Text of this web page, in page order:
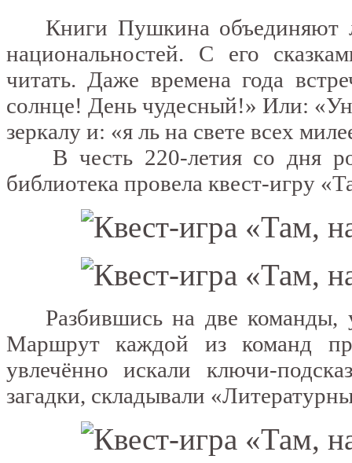
Книги Пушкина объединяют
национальностей. С его
читать. Даже времена года
солнце! День чудесный!» Или:
зеркалу и: «я ль на свете всех
В честь 220-летия со дня
библиотека провела квест-игру
Разбившись на две команды,
Маршрут каждой из команд
увлечённо искали ключи-
загадки, складывали